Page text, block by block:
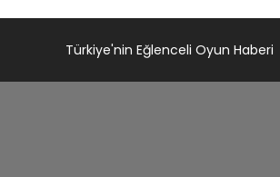
Türkiye'nin Eğlenceli Oyun Haberi